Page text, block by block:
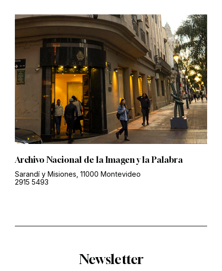
Archivo Nacional de la Imagen y la Palabra
Sarandí y Misiones, 11000 Montevideo
2915 5493
Newsletter